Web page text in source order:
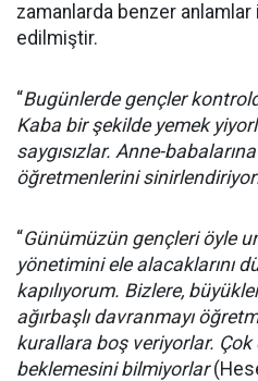
zamanlarda benzer
edilmiştir.
“Bugünlerde gençler
Kaba bir şekilde yemek
saygısızlar. Anne-
öğretmenlerini
“Günümüzün gençleri öyle
yönetimini ele alacaklarını
kapılıyorum. Bizlere,
ağırbaşlı davranmayı
kurallara boş veriyorlar. Çok
beklemesini bilmiyorlar